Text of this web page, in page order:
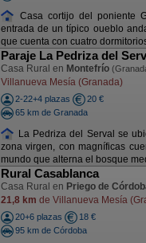
Casa cortijo del poniente
entrada de un típico oueblo
que cuenta con cuatro
Paraje La Pedriza del
Casa Rural en Montefrío
Villanueva Mesía (Granada)
2-22+4 plazas
20 €
65 km de Granada
La Pedriza del Serval se
zona virgen, con magníficas
mundo que alterna el bosque
Rural Casablanca
Casa Rural en Priego de
21,8 km de Villanueva Mesía
20+6 plazas
18 €
95 km de Córdoba